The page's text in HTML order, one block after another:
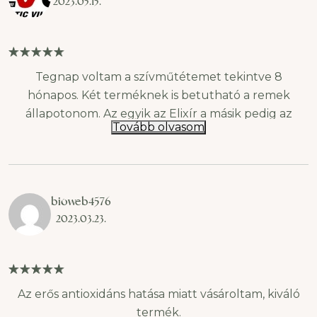
Tegnap voltam a szívműtétemet tekintve 8
hónapos. Két terméknek is betutható a remek
állapotonom. Az egyik az Elixír a másik pedig az
Astaxanthin. Volt időm a lábadozásom során
óriási a vitalitás, amely jellemez. Csak ajánlani tudom
majd újra! A vérhígító miatt a NSK-SD ® Nattokináz
kapszulával kaapcsolatban megvárom a következő
Tovább olvasom
bioweb4576
2023.03.23.
Az erős antioxidáns hatása miatt vásároltam, kiváló
termék.